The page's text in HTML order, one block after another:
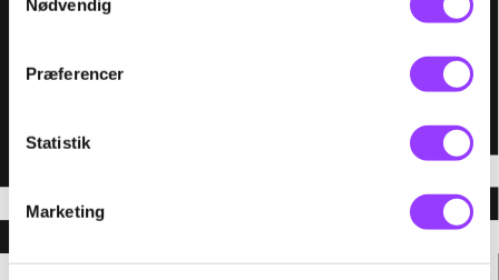
Nødvendig
Præferencer
Statistik
Marketing